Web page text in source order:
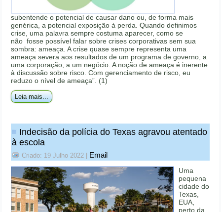
subentende o potencial de causar dano ou, de forma mais
genérica, a potencial exposição à perda. Quando definimos
crise, uma palavra sempre costuma aparecer, como se
não fosse possível falar sobre crises corporativas sem sua
sombra: ameaça. A crise quase sempre representa uma
ameaça severa aos resultados de um programa de governo, a
uma corporação, a um negócio. A noção de ameaça é inerente
à discussão sobre risco. Com gerenciamento de risco, eu
reduzo o nível de ameaça”. (1)
Leia mais...
Indecisão da polícia do Texas agravou atentado
à escola
Criado: 19 Julho 2022 Email
Uma
pequena
cidade do
Texas,
EUA,
perto da